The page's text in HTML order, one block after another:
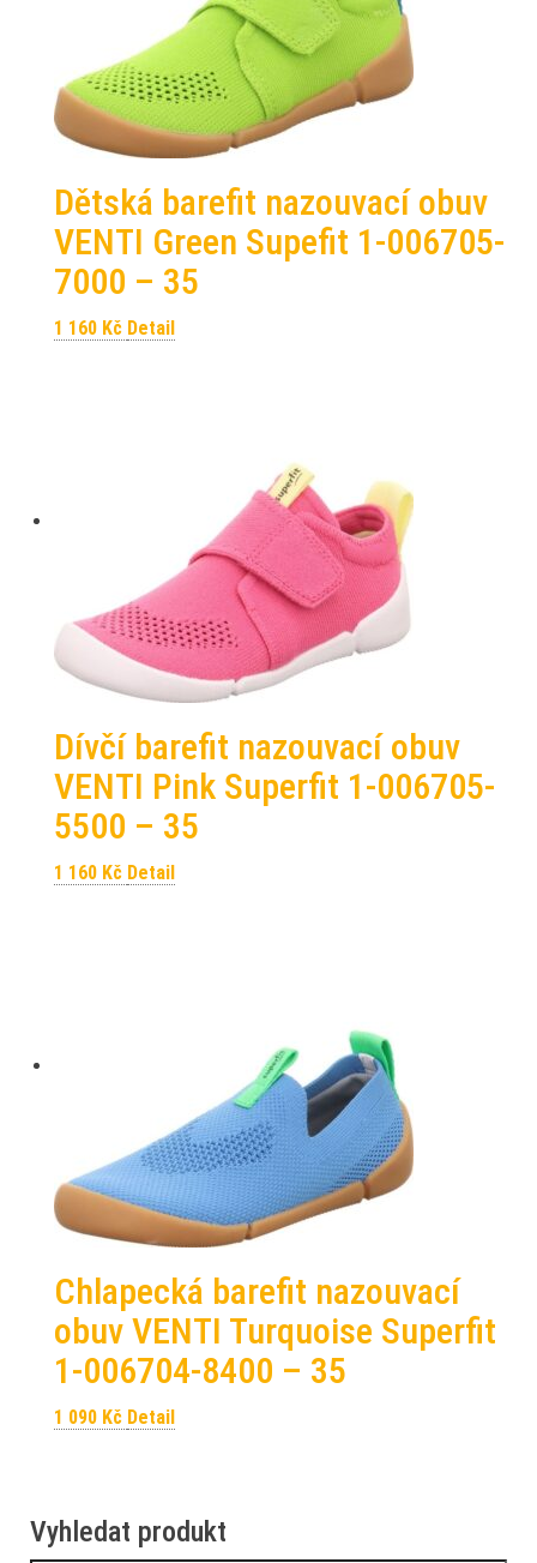
Dětská barefit nazouvací obuv
VENTI Green Supefit 1-006705-
7000 – 35
1 160 Kč Detail
Dívčí barefit nazouvací obuv
VENTI Pink Superfit 1-006705-
5500 – 35
1 160 Kč Detail
Chlapecká barefit nazouvací
obuv VENTI Turquoise Superfit
1-006704-8400 – 35
1 090 Kč Detail
Vyhledat produkt